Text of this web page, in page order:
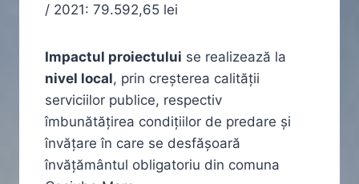
/ 2021: 79.592,65 lei
Impactul proiectului se realizează la
nivel local, prin creșterea calității
serviciilor publice, respectiv
îmbunătățirea condițiilor de predare și
învățare în care se desfășoară
învățământul obligatoriu din comuna